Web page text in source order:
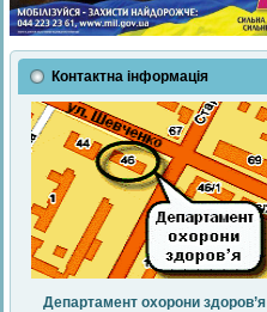
Контактна інформація
Департамент охорони здоров’я